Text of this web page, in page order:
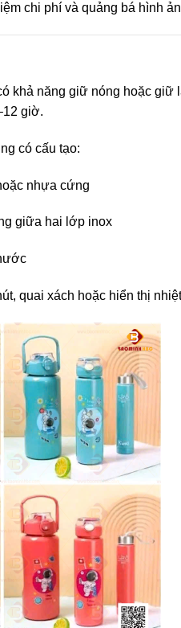
chi phí và quảng bá hình
khả năng giữ nóng hoặc
giờ.
có cấu tạo:
nhựa cứng
giữa hai lớp inox
quai xách hoặc hiển thị